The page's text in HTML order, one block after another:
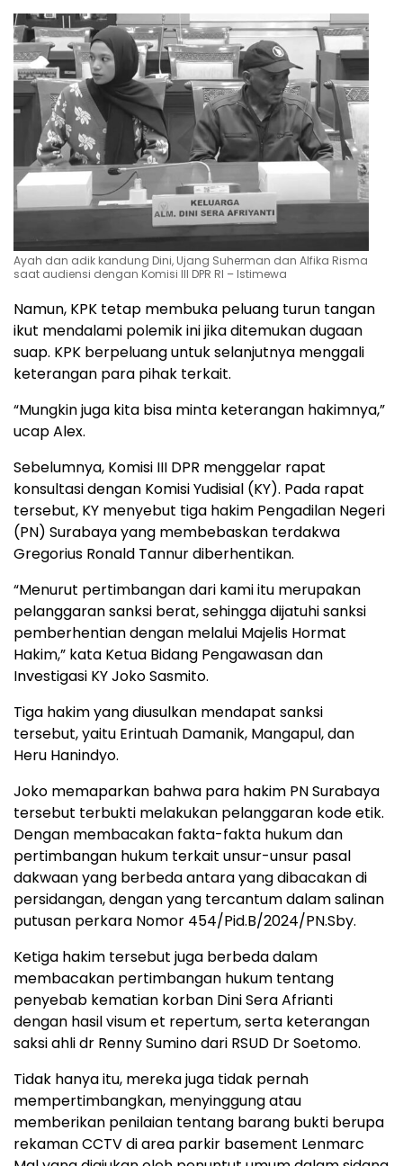
Ayah dan adik kandung Dini, Ujang Suherman dan Alfika Risma
saat audiensi dengan Komisi III DPR RI – Istimewa
Namun, KPK tetap membuka peluang turun tangan
ikut mendalami polemik ini jika ditemukan dugaan
suap. KPK berpeluang untuk selanjutnya menggali
keterangan para pihak terkait.
“Mungkin juga kita bisa minta keterangan hakimnya,”
ucap Alex.
Sebelumnya, Komisi III DPR menggelar rapat
konsultasi dengan Komisi Yudisial (KY). Pada rapat
tersebut, KY menyebut tiga hakim Pengadilan Negeri
(PN) Surabaya yang membebaskan terdakwa
Gregorius Ronald Tannur diberhentikan.
“Menurut pertimbangan dari kami itu merupakan
pelanggaran sanksi berat, sehingga dijatuhi sanksi
pemberhentian dengan melalui Majelis Hormat
Hakim,” kata Ketua Bidang Pengawasan dan
Investigasi KY Joko Sasmito.
Tiga hakim yang diusulkan mendapat sanksi
tersebut, yaitu Erintuah Damanik, Mangapul, dan
Heru Hanindyo.
Joko memaparkan bahwa para hakim PN Surabaya
tersebut terbukti melakukan pelanggaran kode etik.
Dengan membacakan fakta-fakta hukum dan
pertimbangan hukum terkait unsur-unsur pasal
dakwaan yang berbeda antara yang dibacakan di
persidangan, dengan yang tercantum dalam salinan
putusan perkara Nomor 454/Pid.B/2024/PN.Sby.
Ketiga hakim tersebut juga berbeda dalam
membacakan pertimbangan hukum tentang
penyebab kematian korban Dini Sera Afrianti
dengan hasil visum et repertum, serta keterangan
saksi ahli dr Renny Sumino dari RSUD Dr Soetomo.
Tidak hanya itu, mereka juga tidak pernah
mempertimbangkan, menyinggung atau
memberikan penilaian tentang barang bukti berupa
rekaman CCTV di area parkir basement Lenmarc